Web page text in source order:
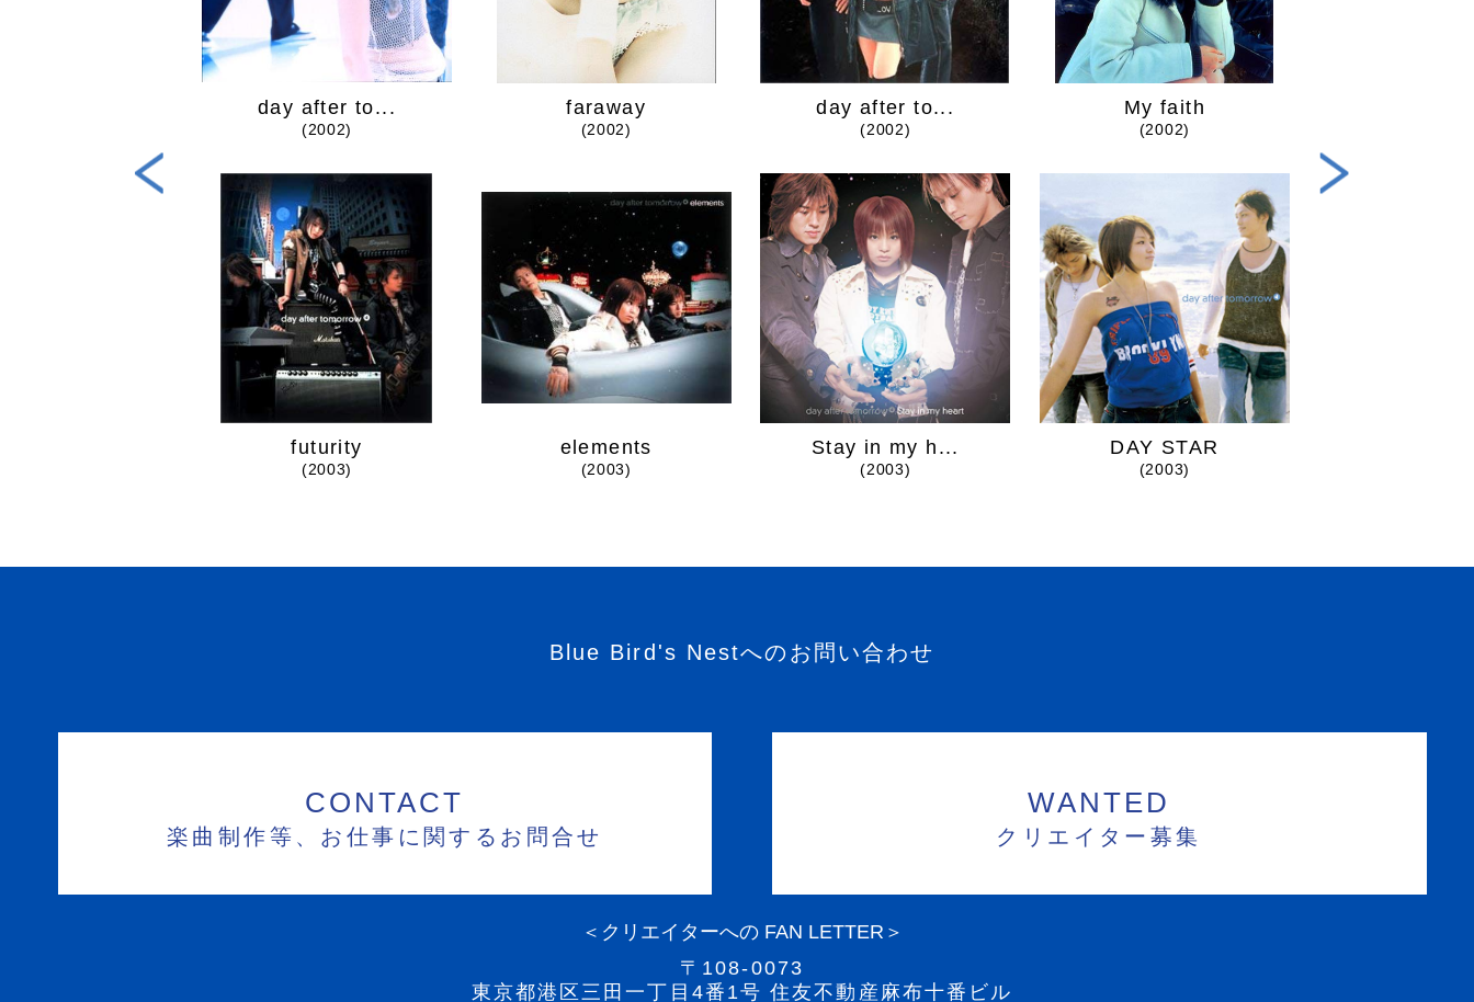
day after to...
(2002)
faraway
(2002)
day after to...
(2002)
My faith
(2002)
futurity
(2003)
elements
(2003)
Stay in my h...
(2003)
DAY STAR
(2003)
Blue Bird's Nestへのお問い合わせ
CONTACT
楽曲制作等、お仕事に関するお問合せ
WANTED
クリエイター募集
＜クリエイターへの FAN LETTER＞
〒108-0073
東京都港区三田一丁目4番1号 住友不動産麻布十番ビル